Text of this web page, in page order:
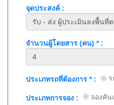
จุดประสงค์ :
จำนวนผู้โดยสาร (คน) * :
ประเภทรถที่ต้องการ * :
ประเภทการจอง : จองคัน